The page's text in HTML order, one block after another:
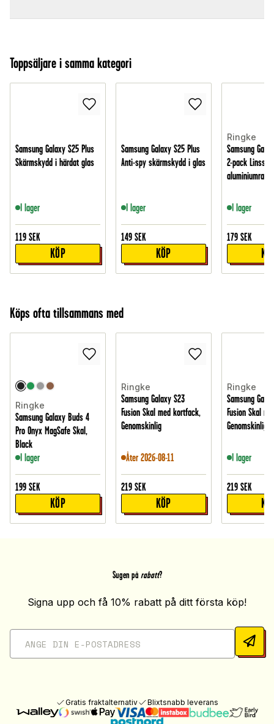
Toppsäljare i samma kategori
Samsung Galaxy S25 Plus
Skärmskydd i härdat glas
I lager
119 SEK
KÖP
Samsung Galaxy S25 Plus
Anti-spy skärmskydd i glas
I lager
149 SEK
KÖP
Ringke
Samsung
2-pack
I lager
179 SEK
Köps ofta tillsammans med
Ringke
Samsung Galaxy Buds 4
Pro Onyx MagSafe Skal,
Black
I lager
199 SEK
KÖP
Ringke
Samsung Galaxy S23
Fusion Skal med kortfack,
Genomskinlig
Åter 2026-08-11
219 SEK
KÖP
Ringke
Samsung
Fusion Skal
Genomskinlig
I lager
219 SEK
Sugen på rabatt?
Signa upp och få 10% rabatt på ditt första köp!
Gratis fraktalternativ Blixtsnabb leverans